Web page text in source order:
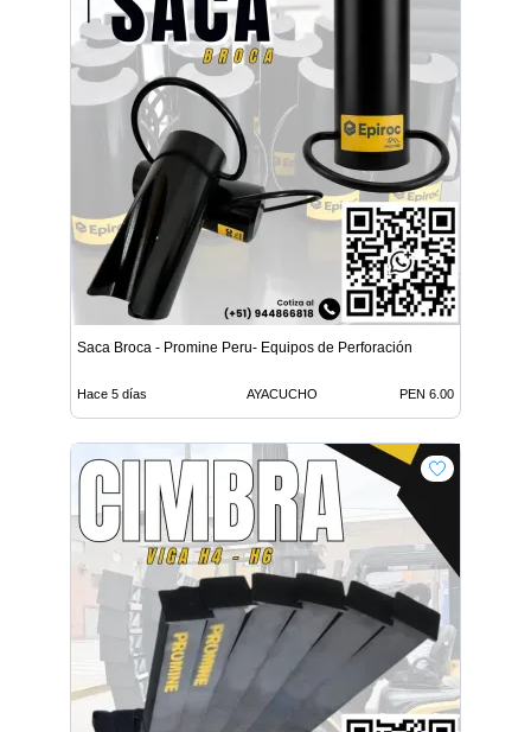
Saca Broca - Promine Peru- Equipos de Perforación
Hace 5 días AYACUCHO PEN 6.00